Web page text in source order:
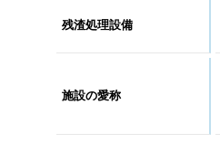
残渣処理設備
施設の愛称